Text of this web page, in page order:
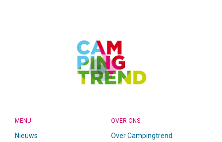
MENU
Nieuws
OVER ONS
Over Campingtrend